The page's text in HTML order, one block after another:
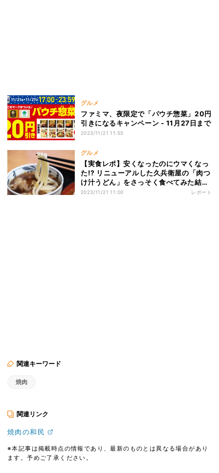
グルメ
ファミマ、夜限定で「パウチ惣菜」20円
引きになるキャンペーン - 11月27日まで
2023/11/21 11:55
グルメ
【実食レポ】安くなったのにウマくなっ
た!? リニューアルした久兵衛屋の「肉つ
け汁うどん」をさっそく食べてみた結
果……
2023/11/21 11:00 レポート
関連キーワード
焼肉
関連リンク
焼肉の和民
※本記事は掲載時点の情報であり、最新のものとは異なる場合があり
ます。予めご了承ください。